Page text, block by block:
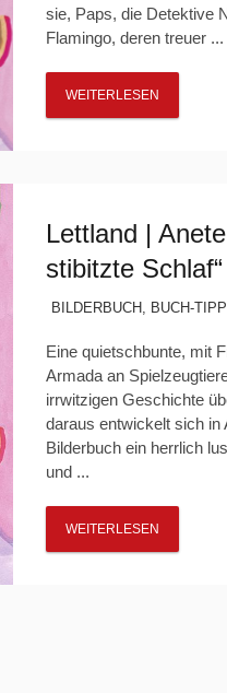
sie, Paps, die Detektive
Flamingo, deren treuer ...
WEITERLESEN
Lettland |
stibitzte Schlaf“
BILDERBUCH , BUCH-
Eine quietschbunte, mit
Armada an
irrwitzigen Geschichte
daraus entwickelt sich in
Bilderbuch ein herrlich
und ...
WEITERLESEN